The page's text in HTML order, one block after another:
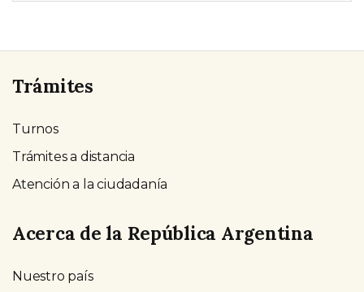
Trámites
Turnos
Trámites a distancia
Atención a la ciudadanía
Acerca de la República Argentina
Nuestro país